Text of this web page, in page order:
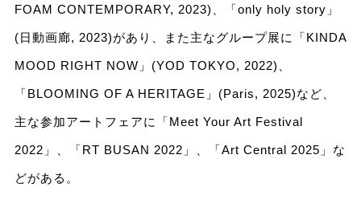
FOAM CONTEMPORARY, 2023)、「only holy story」
(日動画廊, 2023)があり、また主なグループ展に「KINDA
MOOD RIGHT NOW」(YOD TOKYO, 2022)、
「BLOOMING OF A HERITAGE」(Paris, 2025)など、
主な参加アートフェアに「Meet Your Art Festival
2022」、「RT BUSAN 2022」、「Art Central 2025」な
どがある。